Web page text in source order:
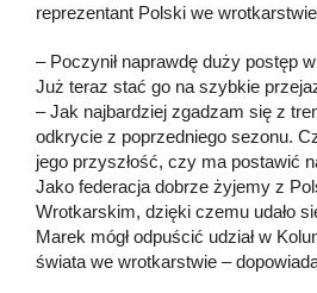
reprezentant Polski we
– Poczynił naprawdę duży postęp
Już teraz stać go na szybkie
– Jak najbardziej zgadzam się z
odkrycie z poprzedniego sezonu.
jego przyszłość, czy ma postawić
Jako federacja dobrze żyjemy z
Wrotkarskim, dzięki czemu udało
Marek mógł odpuścić udział w
świata we wrotkarstwie –